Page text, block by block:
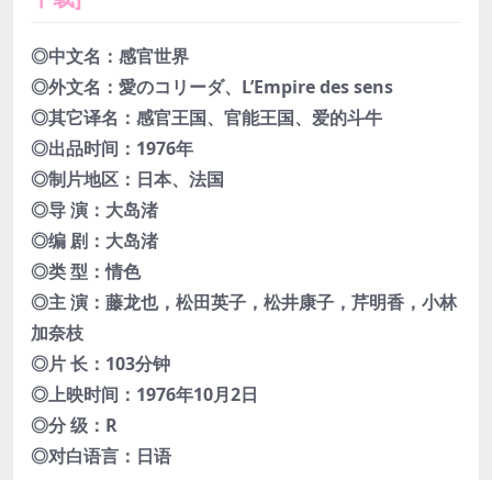
◎中文名：感官世界
◎外文名：愛のコリーダ、L’Empire des sens
◎其它译名：感官王国、官能王国、爱的斗牛
◎出品时间：1976年
◎制片地区：日本、法国
◎导 演：大岛渚
◎编 剧：大岛渚
◎类 型：情色
◎主 演：藤龙也，松田英子，松井康子，芹明香，小林
加奈枝
◎片 长：103分钟
◎上映时间：1976年10月2日
◎分 级：R
◎对白语言：日语